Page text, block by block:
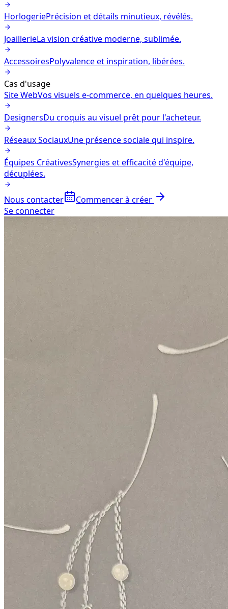
HorlogeriePrécision et détails minutieux, révélés.
JoaillerieLa vision créative moderne, sublimée.
AccessoiresPolyvalence et inspiration, libérées.
Cas d'usage
Site WebVos visuels e-commerce, en quelques heures.
DesignersDu croquis au visuel prêt pour l'acheteur.
Réseaux SociauxUne présence sociale qui inspire.
Équipes CréativesSynergies et efficacité d'équipe,
décuplées.
Nous contacter
Commencer à créer
Se connecter